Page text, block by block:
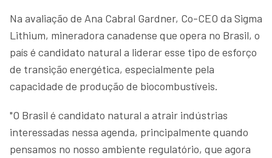
Na avaliação de Ana Cabral Gardner, Co-CEO da Sigma
Lithium, mineradora canadense que opera no Brasil, o
país é candidato natural a liderar esse tipo de esforço
de transição energética, especialmente pela
capacidade de produção de biocombustíveis.
"O Brasil é candidato natural a atrair indústrias
interessadas nessa agenda, principalmente quando
pensamos no nosso ambiente regulatório, que agora